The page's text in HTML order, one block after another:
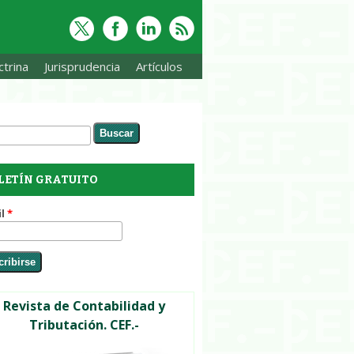
Jurisprudencia Artículos
de búsqueda
GRATUITO
*
Revista de Contabilidad y
Tributación. CEF.-